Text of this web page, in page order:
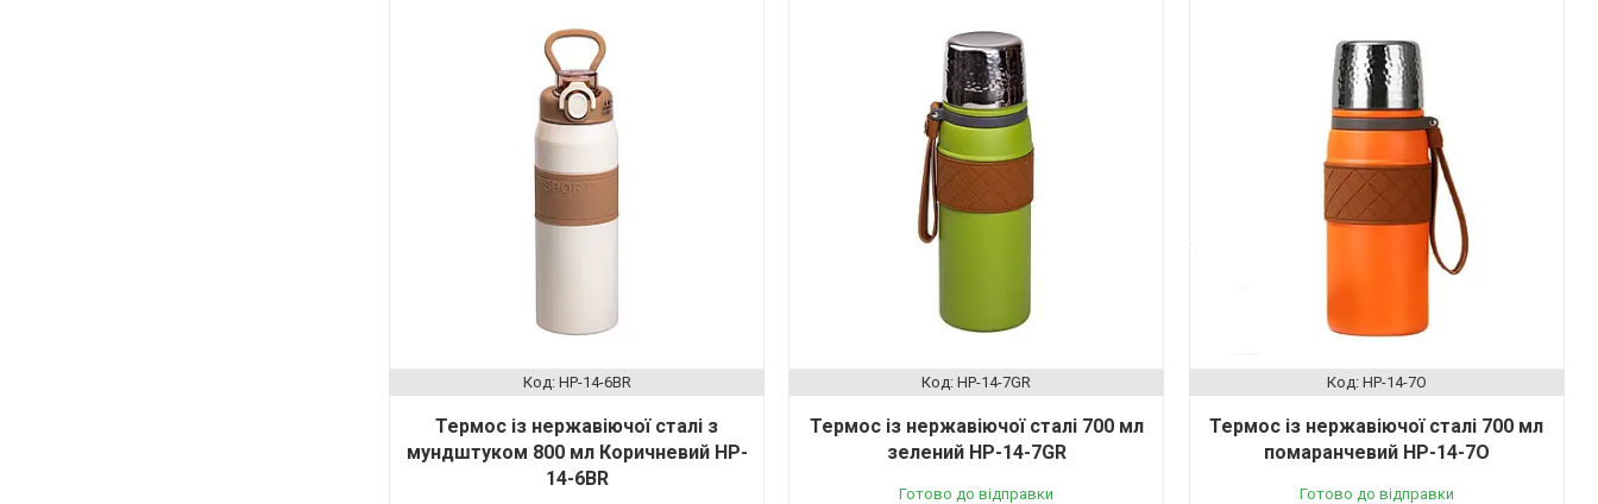
HP-14-6BR
Термос із нержавіючої сталі з
мундштуком 800 мл Коричневий HP-
14-6BR
HP-14-7GR
Термос із нержавіючої сталі 700 мл
зелений HP-14-7GR
Готово до відправки
HP-14-7O
Термос із нержавіючої сталі 700 мл
помаранчевий HP-14-7O
Готово до відправки